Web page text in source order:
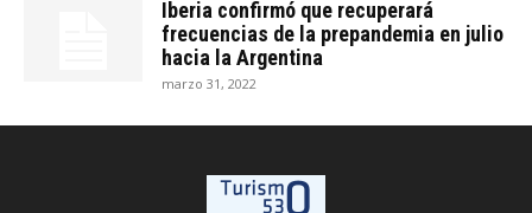
Iberia confirmó que recuperará
frecuencias de la prepandemia en julio
hacia la Argentina
marzo 31, 2022